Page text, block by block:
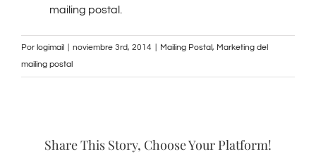
mailing postal.
Por logimail noviembre 3rd, 2014 Mailing Postal, Marketing del
mailing postal
Share This Story, Choose Your Platform!